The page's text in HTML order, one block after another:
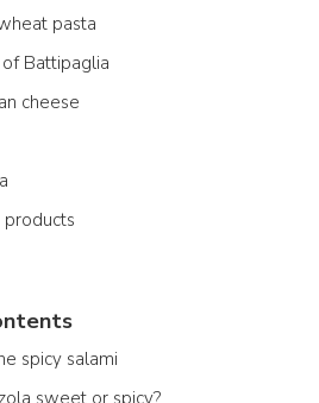
pasta
of Battipaglia
cheese
spicy salami